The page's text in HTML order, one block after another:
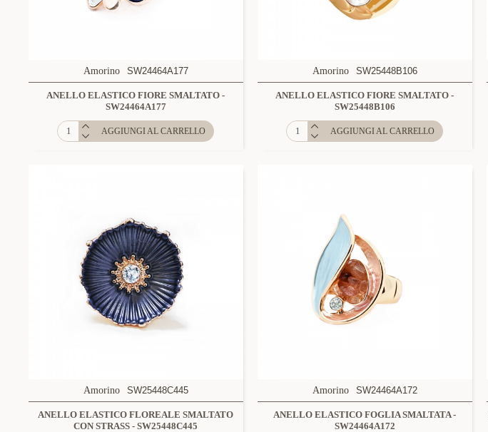
Amorino SW24464A177
ANELLO ELASTICO FIORE SMALTATO -
SW24464A177
AGGIUNGI AL CARRELLO
Amorino SW25448B106
ANELLO ELASTICO FIORE SMALTATO -
SW25448B106
AGGIUNGI AL CARRELLO
Amorino SW25448C445
ANELLO ELASTICO FLOREALE SMALTATO
CON STRASS - SW25448C445
Amorino SW24464A172
ANELLO ELASTICO FOGLIA SMALTATA -
SW24464A172